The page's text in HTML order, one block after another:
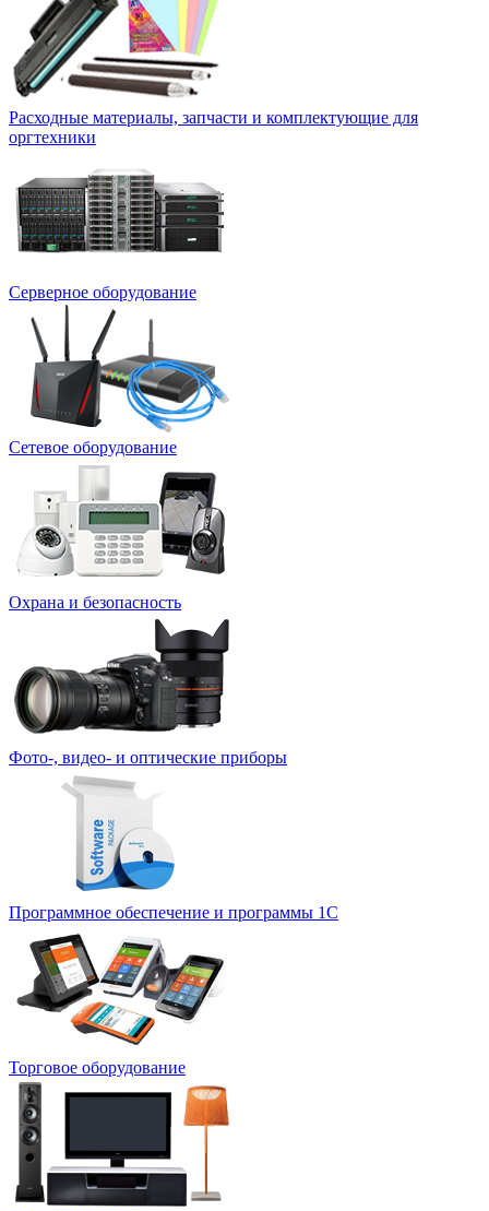
Расходные материалы, запчасти и комплектующие для
оргтехники
Серверное оборудование
Сетевое оборудование
Охрана и безопасность
Фото-, видео- и оптические приборы
Программное обеспечение и программы 1С
Торговое оборудование